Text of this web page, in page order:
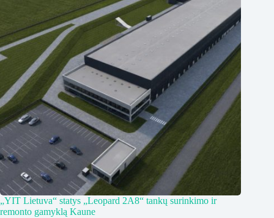
„YIT Lietuva“ statys „Leopard 2A8“ tankų surinkimo ir
remonto gamyklą Kaune